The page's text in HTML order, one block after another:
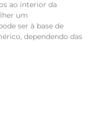
ao interior da
um
ser à base de
dependendo das